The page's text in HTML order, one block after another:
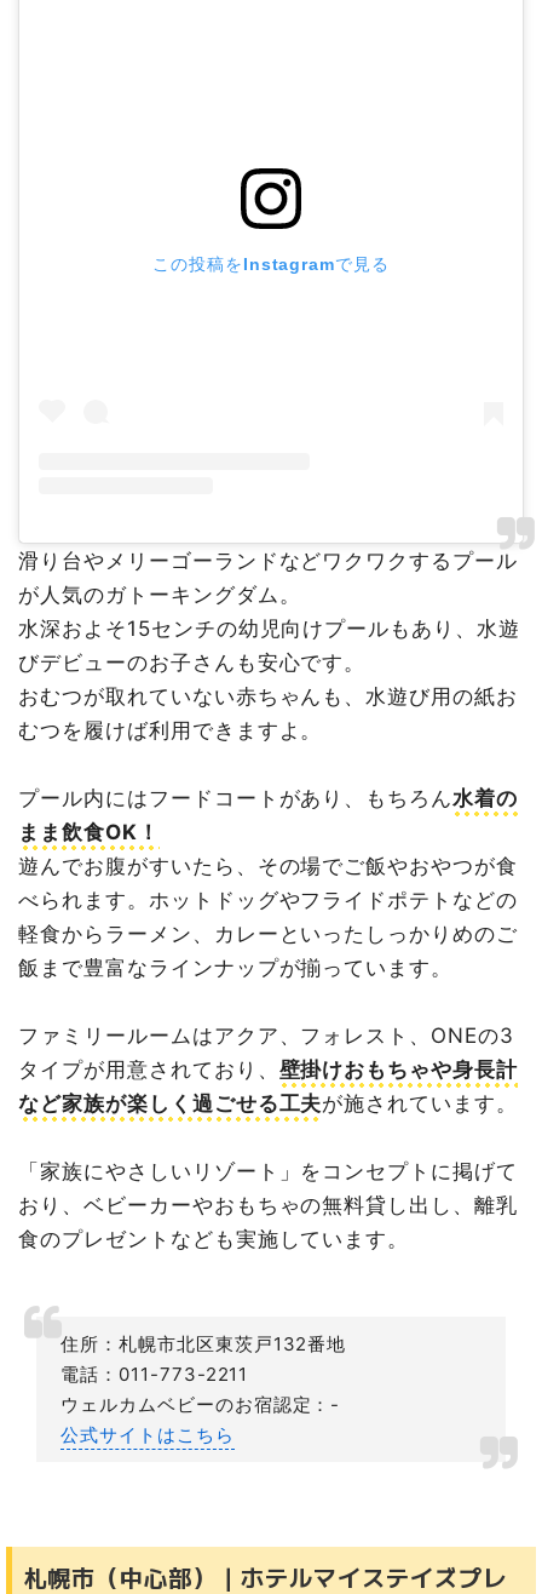
この投稿をInstagramで見る
滑り台やメリーゴーランドなどワクワクするプール
が人気のガトーキングダム。
水深およそ15センチの幼児向けプールもあり、水遊
びデビューのお子さんも安心です。
おむつが取れていない赤ちゃんも、水遊び用の紙お
むつを履けば利用できますよ。
プール内にはフードコートがあり、もちろん水着の
まま飲食OK！
遊んでお腹がすいたら、その場でご飯やおやつが食
べられます。ホットドッグやフライドポテトなどの
軽食からラーメン、カレーといったしっかりめのご
飯まで豊富なラインナップが揃っています。
ファミリールームはアクア、フォレスト、ONEの3
タイプが用意されており、 壁掛けおもちゃや身長計
など家族が楽しく過ごせる工夫が施されています。
「家族にやさしいリゾート」をコンセプトに掲げて
おり、ベビーカーやおもちゃの無料貸し出し、離乳
食のプレゼントなども実施しています。
住所：札幌市北区東茨戸132番地
電話：011-773-2211
ウェルカムベビーのお宿認定：-
公式サイトはこちら
札幌市（中心部）｜ホテルマイステイズプレ